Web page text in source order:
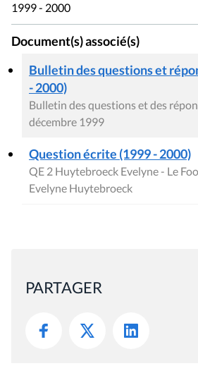
1999 - 2000
Document(s) associé(s)
Bulletin des questions et
- 2000)
Bulletin des questions et des
décembre 1999
Question écrite (1999 - 2000)
QE 2 Huytebroeck Evelyne - Le
Evelyne Huytebroeck
PARTAGER